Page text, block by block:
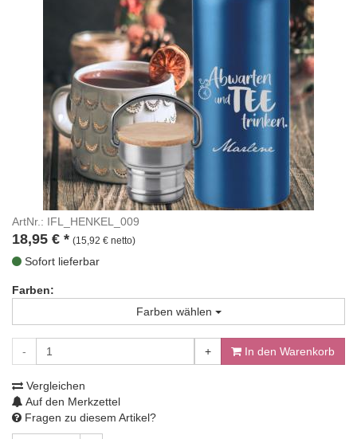
ArtNr.: IFL_HENKEL_009
18,95 € * (15,92 € netto)
Sofort lieferbar
Farben:
Farben wählen
- + In den Warenkorb
Vergleichen
Auf den Merkzettel
Fragen zu diesem Artikel?